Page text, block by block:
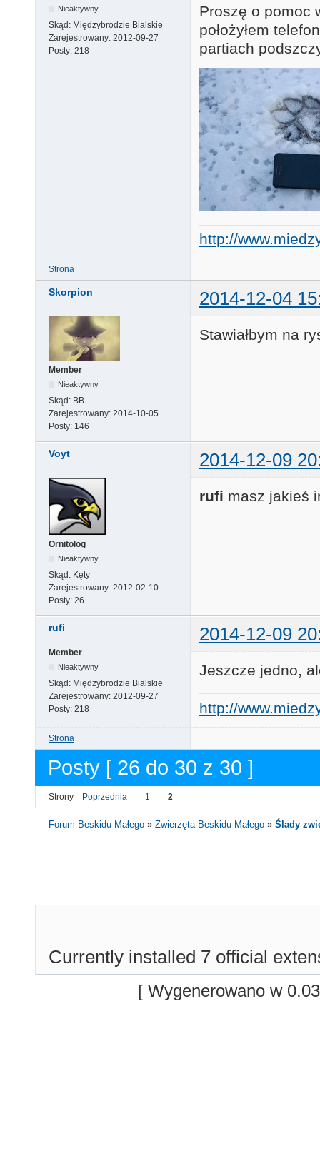
Nieaktywny
Skąd: Międzybrodzie Bialskie
Zarejestrowany: 2012-09-27
Posty: 218
Proszę o pomoc
położyłem
partiach
http://
Strona
Skorpion 2014-12-04
Member
Nieaktywny
Skąd: BB
Zarejestrowany: 2014-10-05
Posty: 146
Stawiałbym na
Voyt 2014-12-09
Ornitolog
Nieaktywny
Skąd: Kęty
Zarejestrowany: 2012-02-10
Posty: 26
rufi masz jakieś
rufi 2014-12-09
Member
Nieaktywny
Skąd: Międzybrodzie Bialskie
Zarejestrowany: 2012-09-27
Posty: 218
Jeszcze jedno,
http://
Strona
Posty [ 26 do 30 z 30 ]
Strony Poprzednia 1 2
Forum Beskidu Małego »Zwierzęta Beskidu Małego »Ślady
Currently installed 7 official
[ Wygenerowano w